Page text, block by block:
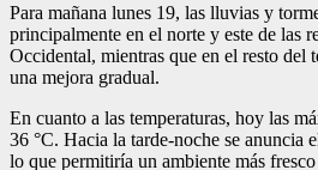
Para mañana lunes 19, las lluvias y
principalmente en el norte y este de las
Occidental, mientras que en el resto del
una mejora gradual.
En cuanto a las temperaturas, hoy las
36 °C. Hacia la tarde-noche se anuncia
lo que permitiría un ambiente más